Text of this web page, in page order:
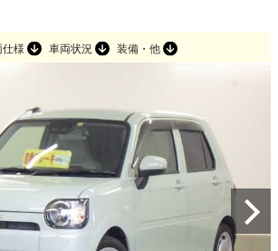
仕様 車両状況 装備・他